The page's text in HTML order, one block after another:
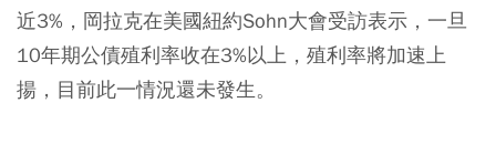
近3%，岡拉克在美國紐約Sohn大會受訪表示，一旦
10年期公債殖利率收在3%以上，殖利率將加速上
揚，目前此一情況還未發生。